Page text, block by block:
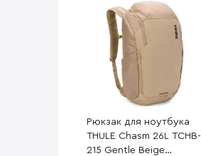
Рюкзак для ноутбука
THULE Chasm 26L TCHB-
215 Gentle Beige